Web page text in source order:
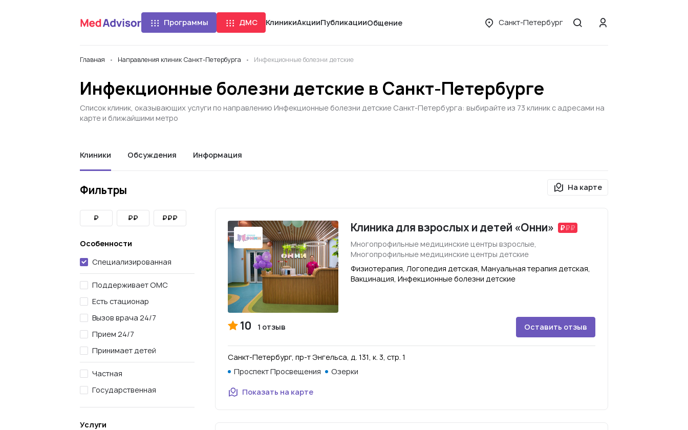
Программы ДМС КлиникиАкцииПубликацииОбщение Санкт-Петербург
Главная Направления клиник Санкт-Петербурга Инфекционные болезни детские
Инфекционные болезни детские в Санкт-Петербурге
Список клиник, оказывающих услуги по направлению Инфекционные болезни детские Санкт-Петербурга: выбирайте из 73 клиник с адресами на
карте и ближайшими метро
Клиники Обсуждения Информация
Фильтры
₽ ₽₽ ₽₽₽
Особенности
Специализированная
Поддерживает ОМС
Есть стационар
Вызов врача 24/7
Прием 24/7
Принимает детей
Частная
Государственная
Услуги
На карте
Клиника для взрослых и детей «Онни»
Многопрофильные медицинские центры взрослые,
Многопрофильные медицинские центры детские
Физиотерапия, Логопедия детская, Мануальная терапия детская,
Вакцинация, Инфекционные болезни детские
10 1 отзыв Оставить отзыв
Санкт-Петербург, пр-т Энгельса, д. 131, к. 3, стр. 1
Проспект Просвещения
Озерки
Показать на карте